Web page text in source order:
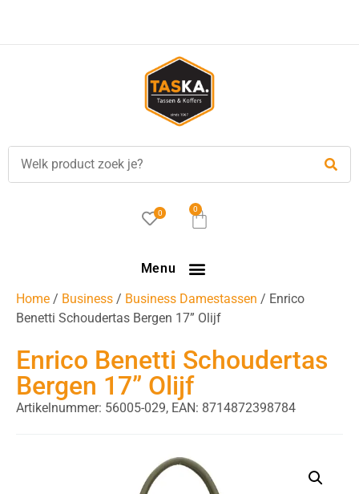
besteld, is vandaag verzonden!
0 0
Menu
Home / Business / Business Damestassen / Enrico
Benetti Schoudertas Bergen 17” Olijf
Enrico Benetti Schoudertas
Bergen 17” Olijf
Artikelnummer: 56005-029, EAN: 8714872398784